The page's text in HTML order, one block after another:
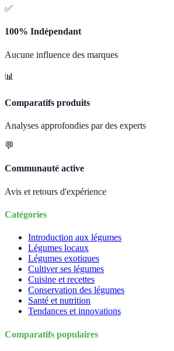
✅
100% Indépendant
Aucune influence des marques
📊
Comparatifs produits
Analyses approfondies par des experts
💬
Communauté active
Avis et retours d'expérience
Catégories
Introduction aux légumes
Légumes locaux
Légumes exotiques
Cultiver ses légumes
Cuisine et recettes
Conservation des légumes
Santé et nutrition
Tendances et innovations
Comparatifs populaires